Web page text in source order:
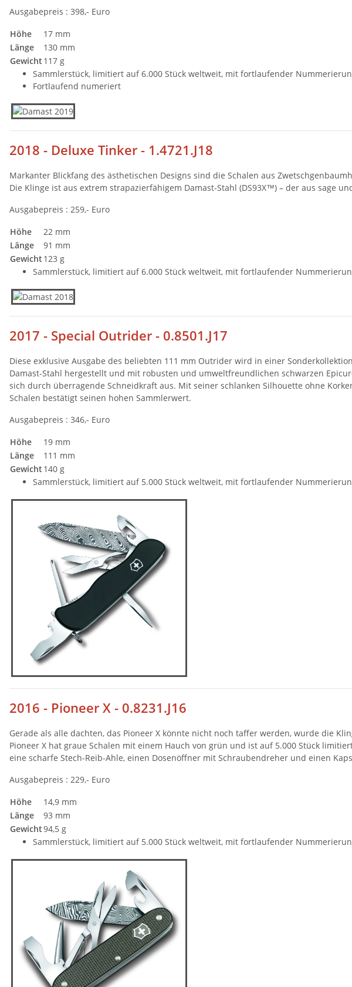
Ausgabepreis : 398,- Euro
Höhe
17 mm
Länge
130 mm
Gewicht 117 g
Sammlerstück, limitiert auf 6.000 Stück weltweit, mit fortlaufender
Fortlaufend numeriert
2018 - Deluxe Tinker - 1.4721.J18
Markanter Blickfang des ästhetischen Designs sind die Schalen aus
Die Klinge ist aus extrem strapazierfähigem Damast-Stahl (DS93X™) – der aus sage
Ausgabepreis : 259,- Euro
Höhe
22 mm
Länge
91 mm
Gewicht 123 g
Sammlerstück, limitiert auf 6.000 Stück weltweit, mit fortlaufender
2017 - Special Outrider - 0.8501.J17
Diese exklusive Ausgabe des beliebten 111 mm Outrider wird in einer
Damast-Stahl hergestellt und mit robusten und umweltfreundlichen schwarzen
sich durch überragende Schneidkraft aus. Mit seiner schlanken Silhouette ohne
Schalen bestätigt seinen hohen Sammlerwert.
Ausgabepreis : 346,- Euro
Höhe
19 mm
Länge
111 mm
Gewicht 140 g
Sammlerstück, limitiert auf 5.000 Stück weltweit, mit fortlaufender
2016 - Pioneer X - 0.8231.J16
Gerade als alle dachten, das Pioneer X könnte nicht noch taffer werden, wurde die
Pioneer X hat graue Schalen mit einem Hauch von grün und ist auf 5.000 Stück
eine scharfe Stech-Reib-Ahle, einen Dosenöffner mit Schraubendreher und einen
Ausgabepreis : 229,- Euro
Höhe
14,9 mm
Länge
93 mm
Gewicht94,5 g
Sammlerstück, limitiert auf 5.000 Stück weltweit, mit fortlaufender